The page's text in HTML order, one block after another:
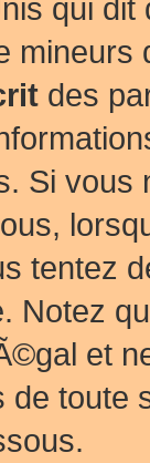
qui
mineurs
des
Si
tentez
Notez
et
de